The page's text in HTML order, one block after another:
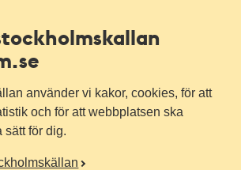
använder vi kakor, cookies, för att
och för att webbplatsen ska
sätt för dig.